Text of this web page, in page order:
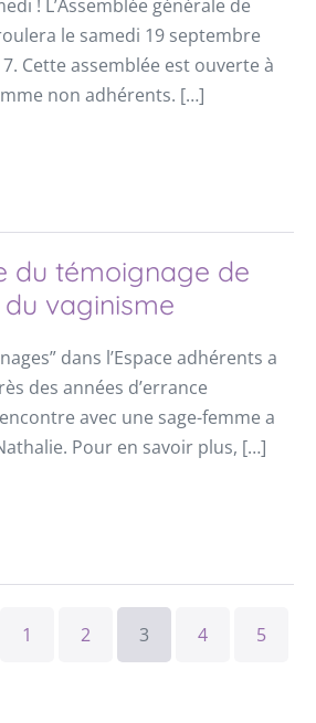
! L’Assemblée générale de
le samedi 19 septembre
7. Cette assemblée est ouverte à
non adhérents. […]
du témoignage de
vaginisme
dans l’Espace adhérents a
des années d’errance
avec une sage-femme a
Pour en savoir plus, […]
1 2 3 4 5